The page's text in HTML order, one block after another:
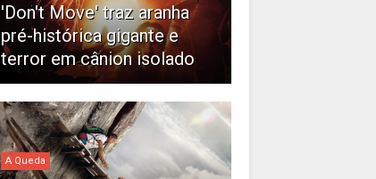
'Don't Move' traz aranha
pré-histórica gigante e
terror em cânion isolado
A Queda